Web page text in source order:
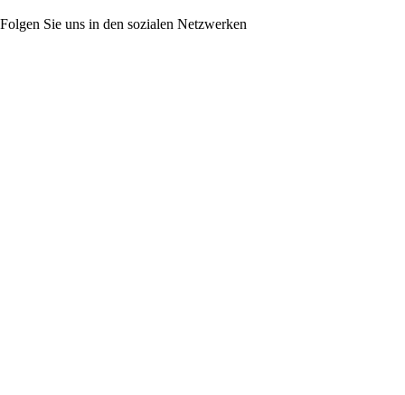
Folgen Sie uns in den sozialen Netzwerken